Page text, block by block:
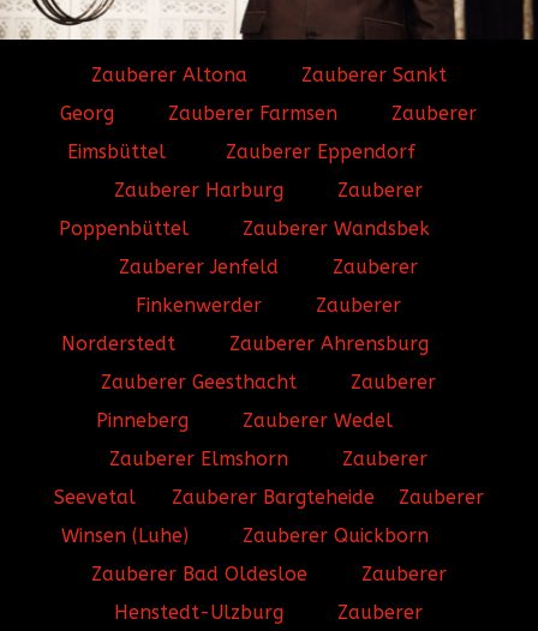
Zauberer Altona
Zauberer Sankt
Georg
Zauberer Farmsen
Zauberer
Eimsbüttel
Zauberer Eppendorf
Zauberer Harburg
Zauberer
Poppenbüttel
Zauberer Wandsbek
Zauberer Jenfeld
Zauberer
Finkenwerder
Zauberer
Norderstedt
Zauberer Ahrensburg
Zauberer Geesthacht
Zauberer
Pinneberg
Zauberer Wedel
Zauberer Elmshorn
Zauberer
Seevetal
Zauberer Bargteheide
Zauberer
Winsen (Luhe)
Zauberer Quickborn
Zauberer Bad Oldesloe
Zauberer
Henstedt-Ulzburg
Zauberer